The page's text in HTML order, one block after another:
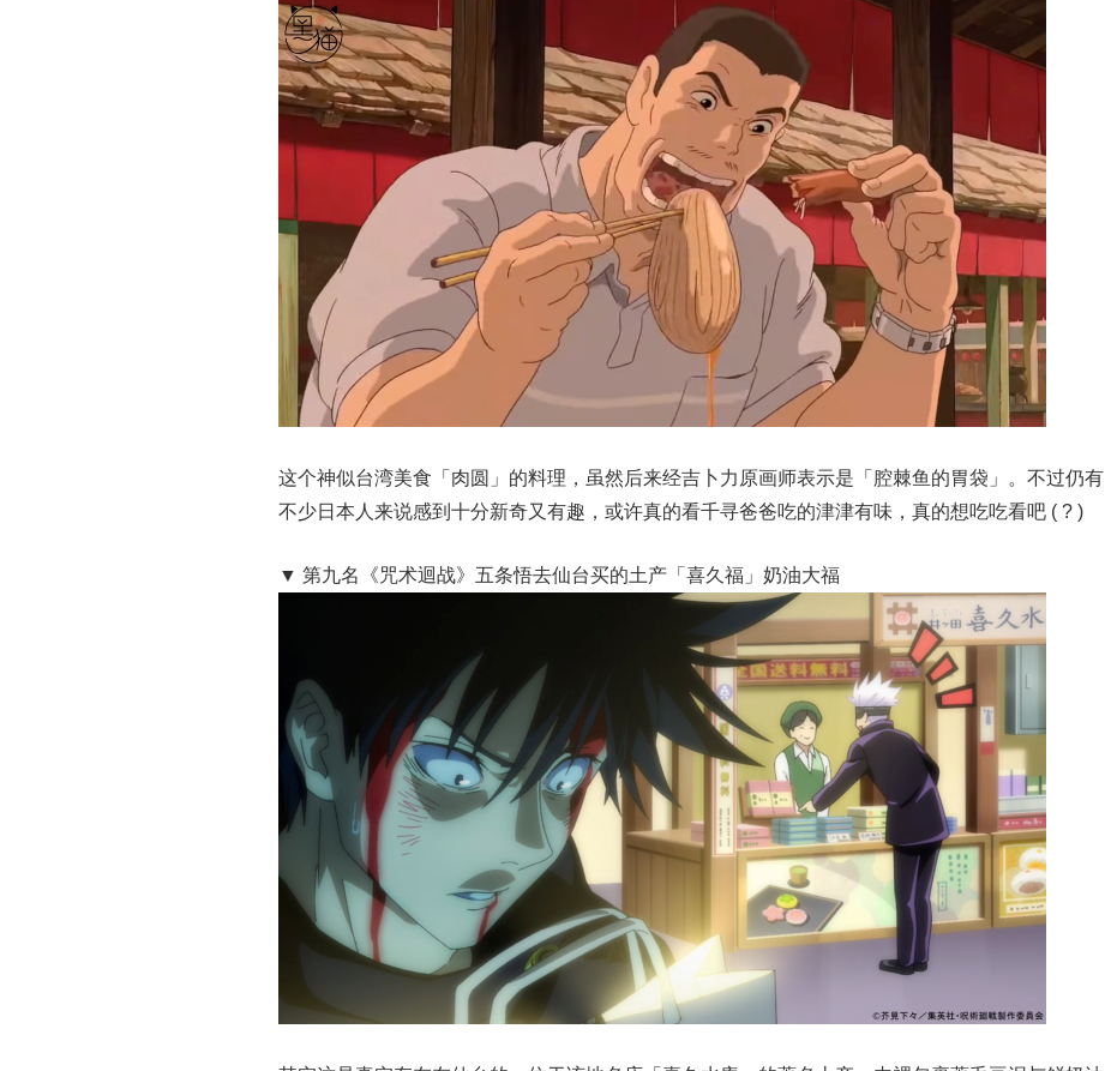
这个神似台湾美食「肉圆」的料理，虽然后来经吉卜力原画师表示是「腔棘鱼的胃袋」。不过仍有
不少日本人来说感到十分新奇又有趣，或许真的看千寻爸爸吃的津津有味，真的想吃吃看吧 ( ? )
▼ 第九名《咒术迴战》五条悟去仙台买的土产「喜久福」奶油大福